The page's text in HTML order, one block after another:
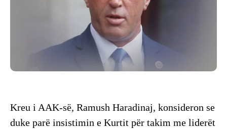
Kreu i AAK-së, Ramush Haradinaj, konsideron se
duke parë insistimin e Kurtit për takim me liderët